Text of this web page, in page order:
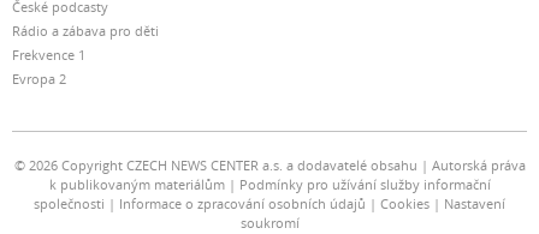
České podcasty
Rádio a zábava pro děti
Frekvence 1
Evropa 2
© 2026 Copyright CZECH NEWS CENTER a.s. a dodavatelé obsahu
Autorská práva
k publikovaným materiálům
Podmínky pro užívání služby informační
společnosti
Informace o zpracování osobních údajů Cookies
Nastavení
soukromí